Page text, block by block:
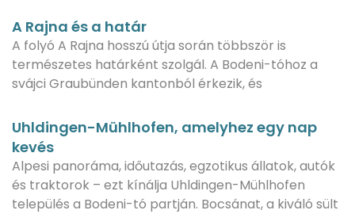
A Rajna és a határ
A folyó A Rajna hosszú útja során többször is
természetes határként szolgál. A Bodeni-tóhoz a
svájci Graubünden kantonból érkezik, és
Uhldingen-Mühlhofen, amelyhez egy nap
kevés
Alpesi panoráma, időutazás, egzotikus állatok, autók
és traktorok – ezt kínálja Uhldingen-Mühlhofen
település a Bodeni-tó partján. Bocsánat, a kiváló sült